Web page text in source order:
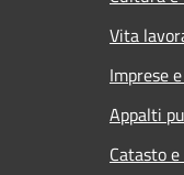
Vita
Imprese
Appalti
Catasto